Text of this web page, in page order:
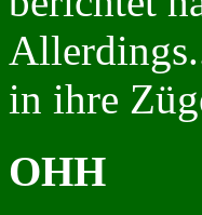
in ihre
OHH